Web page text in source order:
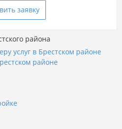
заявку
района
услуг в Брестском районе
районе